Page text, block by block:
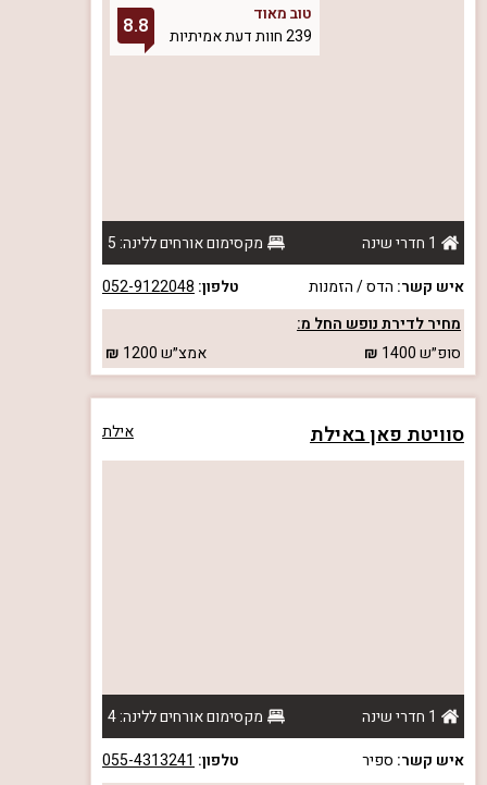
טוב מאוד
239 חוות דעת אמיתיות
8.8
1 חדרי שינה
מקסימום אורחים ללינה: 5
איש קשר: הדס / הזמנות טלפון: 052-9122048
מחיר לדירת נופש החל מ:
סופ״ש1400 אמצ״ש1200
סוויטת פאן באילת אילת
1 חדרי שינה
מקסימום אורחים ללינה: 4
איש קשר: ספיר טלפון: 055-4313241